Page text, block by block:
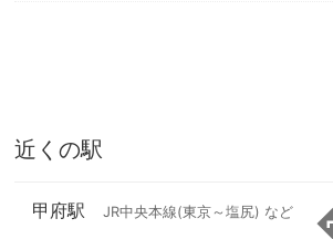
近くの駅
甲府駅 JR中央本線(東京～塩尻) など